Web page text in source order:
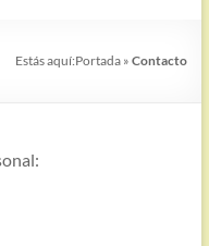
Estás aquí:Portada »Contacto